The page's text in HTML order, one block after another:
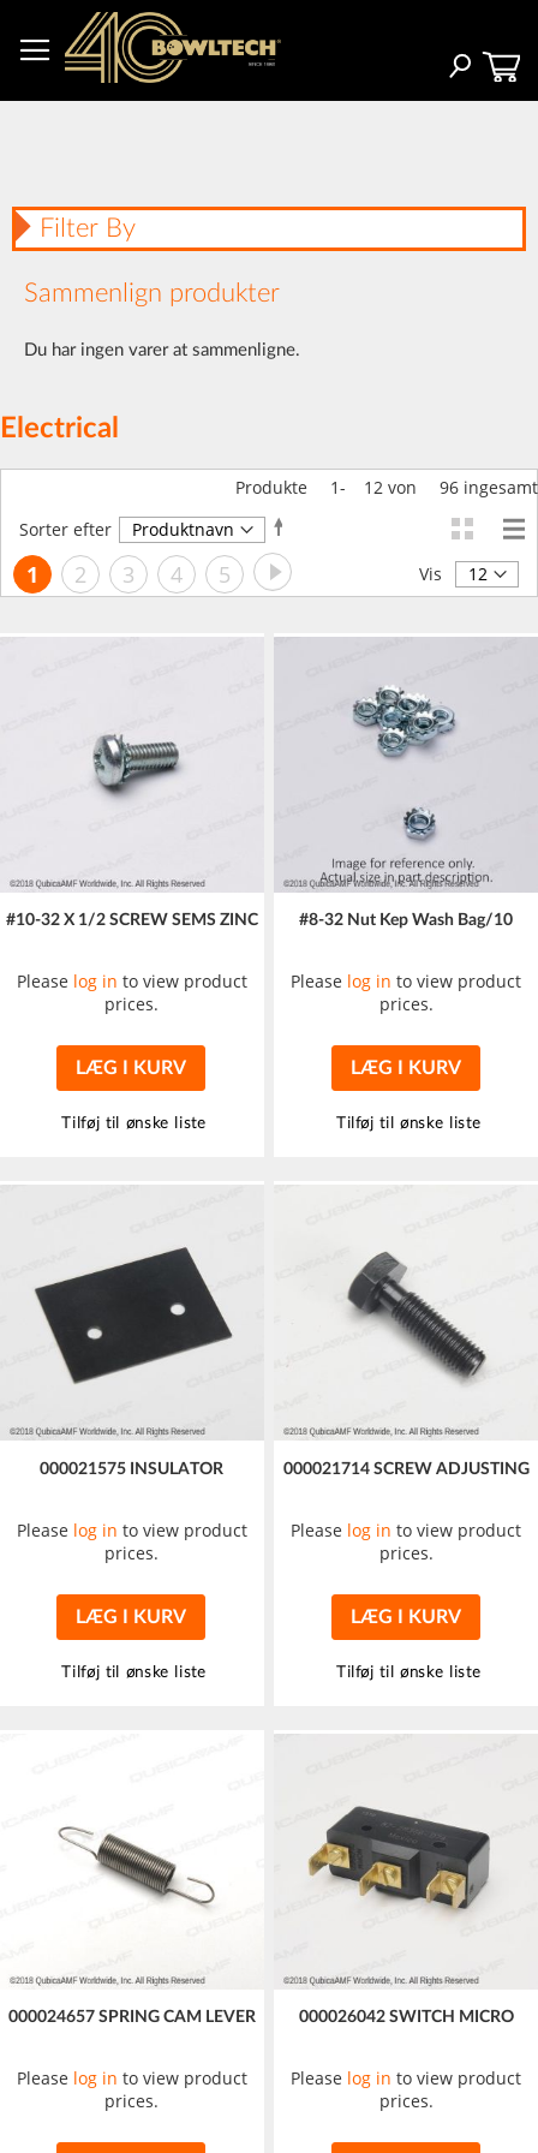
Content
Search
Electrical
Produkte 1- 12 von 96 ingesamt
Sorter efter
Faldende
orden
Side
Du
i
1 Side
2 Side
3 Side
4 Side
5 Side
Videre Vis
#10-32 X 1/2 SCREW SEMS ZINC
Please log in to view product
prices.
LÆG I KURV
Tilføj til ønske liste
#8-32 Nut Kep Wash Bag/10
Please log in to view product
prices.
LÆG I KURV
Tilføj til ønske liste
000021575 INSULATOR
Please log in to view product
prices.
LÆG I KURV
Tilføj til ønske liste
000021714 SCREW ADJUSTING
Please log in to view product
prices.
LÆG I KURV
Tilføj til ønske liste
000024657 SPRING CAM LEVER
Please log in to view product
prices.
000026042 SWITCH MICRO
Please log in to view product
prices.
Filter By
Sammenlign produkter
Du har ingen varer at sammenligne.